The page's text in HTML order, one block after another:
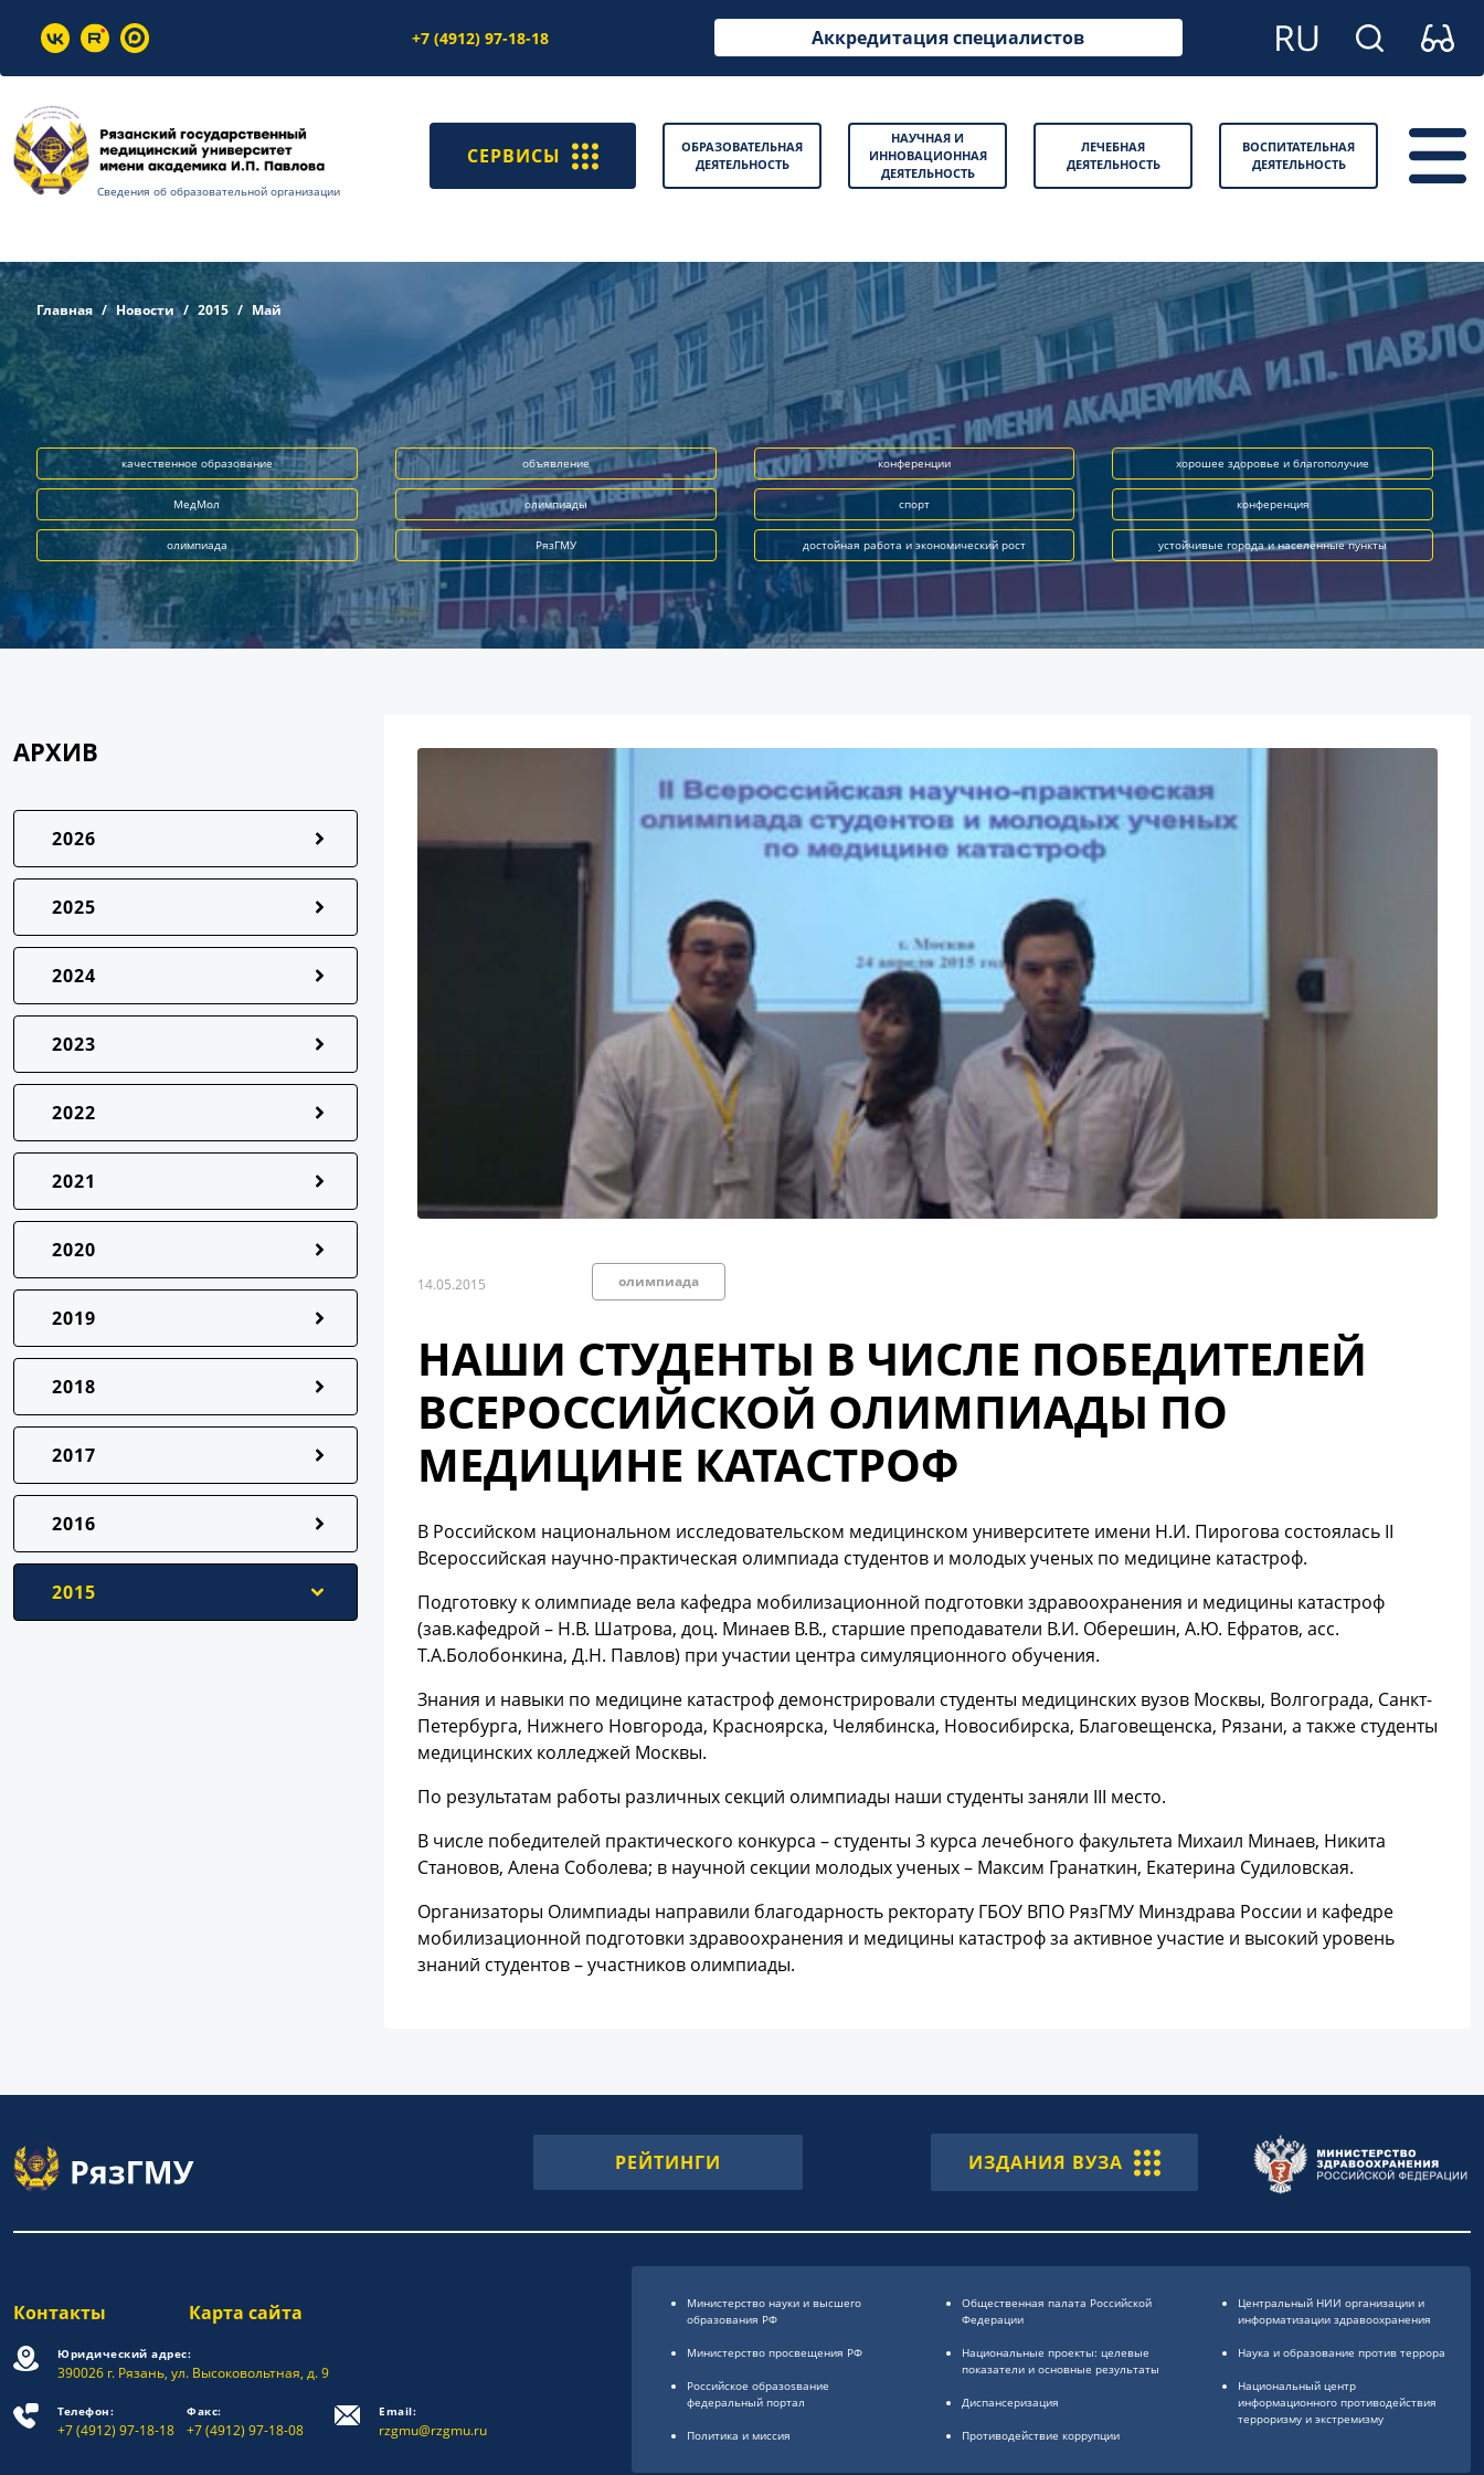
+7 (4912) 97-18-18 Аккредитация специалистов
Сведения об образовательной организации
СЕРВИСЫ
ОБРАЗОВАТЕЛЬНАЯ
ДЕЯТЕЛЬНОСТЬ
НАУЧНАЯ И
ИННОВАЦИОННАЯ
ДЕЯТЕЛЬНОСТЬ
ЛЕЧЕБНАЯ
ДЕЯТЕЛЬНОСТЬ
ВОСПИТАТЕЛЬНАЯ
ДЕЯТЕЛЬНОСТЬ
Главная Новости 2015 Май
качественное образование объявление конференции хорошее здоровье и благополучие
МедМол олимпиады спорт конференция
олимпиада РязГМУ достойная работа и экономический рост устойчивые города и населённые пункты
АРХИВ
2026
2025
2024
2023
2022
2021
2020
2019
2018
2017
2016
2015
14.05.2015 олимпиада
НАШИ СТУДЕНТЫ В ЧИСЛЕ ПОБЕДИТЕЛЕЙ
ВСЕРОССИЙСКОЙ ОЛИМПИАДЫ ПО
МЕДИЦИНЕ КАТАСТРОФ
В Российском национальном исследовательском медицинском университете имени Н.И. Пирогова состоялась II
Всероссийская научно-практическая олимпиада студентов и молодых ученых по медицине катастроф.
Подготовку к олимпиаде вела кафедра мобилизационной подготовки здравоохранения и медицины катастроф
(зав.кафедрой – Н.В. Шатрова, доц. Минаев В.В., старшие преподаватели В.И. Оберешин, А.Ю. Ефратов, асс.
Т.А.Болобонкина, Д.Н. Павлов) при участии центра симуляционного обучения.
Знания и навыки по медицине катастроф демонстрировали студенты медицинских вузов Москвы, Волгограда, Санкт-
Петербурга, Нижнего Новгорода, Красноярска, Челябинска, Новосибирска, Благовещенска, Рязани, а также студенты
медицинских колледжей Москвы.
По результатам работы различных секций олимпиады наши студенты заняли III место.
В числе победителей практического конкурса – студенты 3 курса лечебного факультета Михаил Минаев, Никита
Становов, Алена Соболева; в научной секции молодых ученых – Максим Гранаткин, Екатерина Судиловская.
Организаторы Олимпиады направили благодарность ректорату ГБОУ ВПО РязГМУ Минздрава России и кафедре
мобилизационной подготовки здравоохранения и медицины катастроф за активное участие и высокий уровень
знаний студентов – участников олимпиады.
РЕЙТИНГИ ИЗДАНИЯ ВУЗА
Контакты Карта сайта
Юридический адрес:
390026 г. Рязань, ул. Высоковольтная, д. 9
Телефон:
+7 (4912) 97-18-18
Факс:
+7 (4912) 97-18-08
Email:
rzgmu@rzgmu.ru
Министерство науки и высшего
образования РФ
Министерство просвещения РФ
Российское образоsвание
федеральный портал
Политика и миссия
Общественная палата Российской
Федерации
Национальные проекты: целевые
показатели и основные результаты
Диспансеризация
Противодействие коррупции
Центральный НИИ организации и
информатизации здравоохранения
Наука и образование против террора
Национальный центр
информационного противодействия
терроризму и экстремизму